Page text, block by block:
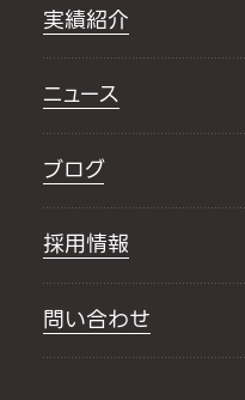
実績紹介
ニュース
ブログ
採用情報
問い合わせ